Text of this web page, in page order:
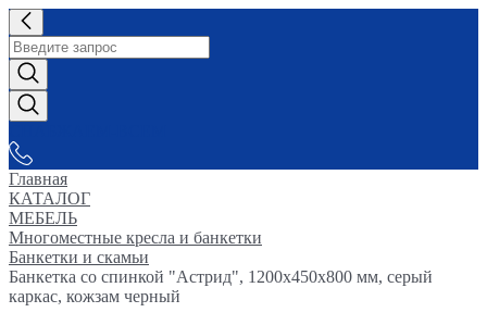
Главная
КАТАЛОГ
МЕБЕЛЬ
Многоместные кресла и банкетки
Банкетки и скамьи
Банкетка со спинкой "Астрид", 1200х450х800 мм, серый
каркас, кожзам черный